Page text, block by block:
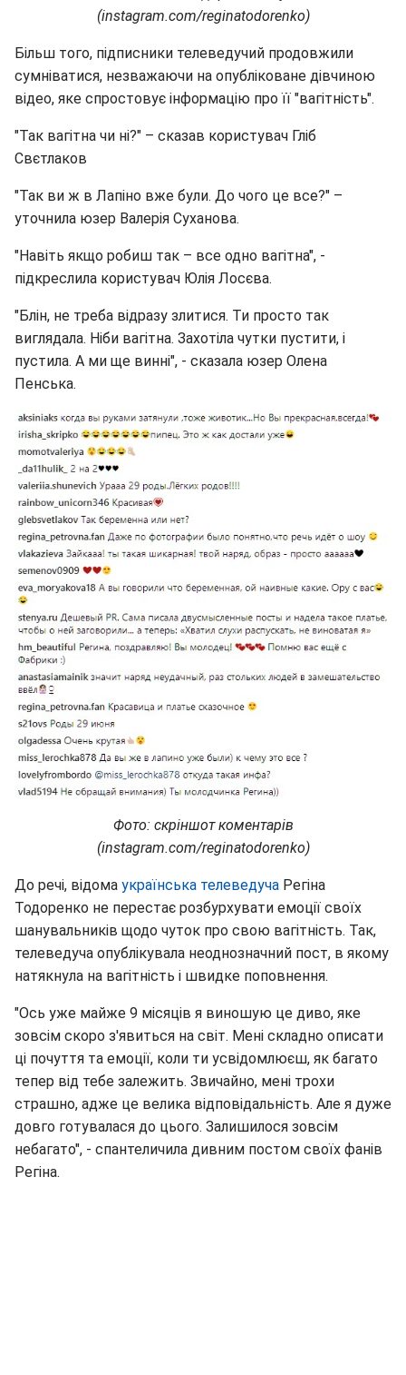
(instagram.com/reginatodorenko)
Більш того, підписники телеведучий продовжили
сумніватися, незважаючи на опубліковане дівчиною
відео, яке спростовує інформацію про її "вагітність".
"Так вагітна чи ні?" – сказав користувач Гліб
Свєтлаков
"Так ви ж в Лапіно вже були. До чого це все?" –
уточнила юзер Валерія Суханова.
"Навіть якщо робиш так – все одно вагітна", -
підкреслила користувач Юлія Лосєва.
"Блін, не треба відразу злитися. Ти просто так
виглядала. Ніби вагітна. Захотіла чутки пустити, і
пустила. А ми ще винні", - сказала юзер Олена
Пенська.
Фото: скріншот коментарів
(instagram.com/reginatodorenko)
До речі, відома українська телеведуча Регіна
Тодоренко не перестає розбурхувати емоції своїх
шанувальників щодо чуток про свою вагітність. Так,
телеведуча опублікувала неоднозначний пост, в якому
натякнула на вагітність і швидке поповнення.
"Ось уже майже 9 місяців я виношую це диво, яке
зовсім скоро з'явиться на світ. Мені складно описати
ці почуття та емоції, коли ти усвідомлюєш, як багато
тепер від тебе залежить. Звичайно, мені трохи
страшно, адже це велика відповідальність. Але я дуже
довго готувалася до цього. Залишилося зовсім
небагато", - спантеличила дивним постом своїх фанів
Регіна.